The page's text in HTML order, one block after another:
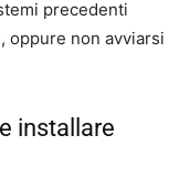
precedenti
oppure non avviarsi
installare